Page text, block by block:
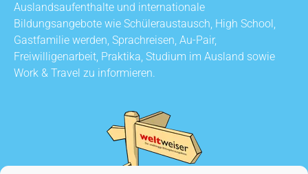
Auslandsaufenthalte und internationale
Bildungsangebote wie Schüleraustausch, High School,
Gastfamilie werden, Sprachreisen, Au-Pair,
Freiwilligenarbeit, Praktika, Studium im Ausland sowie
Work & Travel zu informieren.